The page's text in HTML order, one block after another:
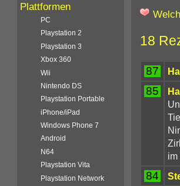
18
87
85
im
84
Plattformen
PC
Playstation 2
Playstation 3
Xbox 360
Wii
Nintendo DS
Playstation Portable
iPhone/iPad
Windows Phone 7
Android
N64
Playstation Vita
Playstation Network